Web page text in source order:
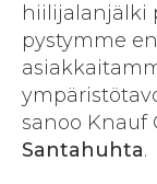
hiilijalanjälki
pystymme
sanoo Knauf
Santahuhta.